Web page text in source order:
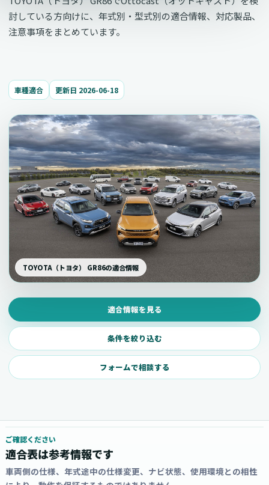
討している方向けに、年式別・型式別の適合情報、対応製品、
注意事項をまとめています。
車種適合 更新日 2026-06-18
適合情報を見る
条件を絞り込む
フォームで相談する
TOYOTA（トヨタ） GR86の適合情報
ご確認ください
適合表は参考情報です
車両側の仕様、年式途中の仕様変更、ナビ状態、使用環境との相性